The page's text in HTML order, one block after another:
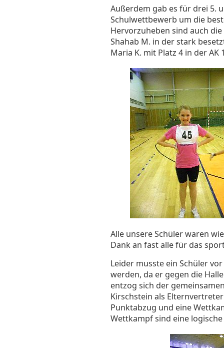
Außerdem gab es für drei 5.
Schulwettbewerb um die
Hervorzuheben sind auch
Shahab M. in der stark
Maria K. mit Platz 4 in der AK
Alle unsere Schüler waren
Dank an fast alle für das
Leider musste ein Schüler
werden, da er gegen die
entzog sich der
Kirschstein als
Punktabzug und eine
Wettkampf sind eine